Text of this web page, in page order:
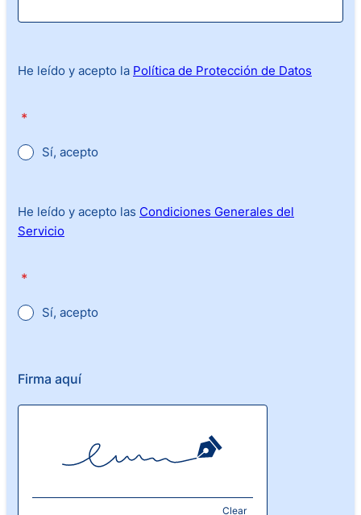
He leído y acepto la Política de Protección de Datos
*
Sí, acepto
He leído y acepto las Condiciones Generales del
Servicio
*
Sí, acepto
Firma aquí
Clear